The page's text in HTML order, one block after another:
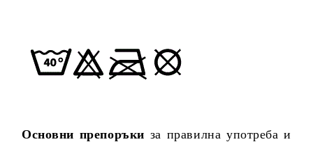
Основни препоръки за правилна употреба и